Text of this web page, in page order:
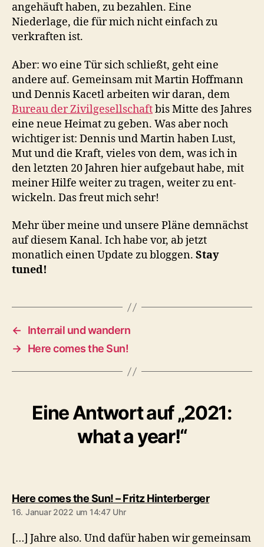
angehäuft haben, zu bezahlen. Eine
Niederlage, die für mich nicht einfach zu
verkraften ist.
Aber: wo eine Tür sich schließt, geht eine
andere auf. Gemeinsam mit Martin Hoffmann
und Dennis Kacetl arbeiten wir daran, dem
Bureau der Zivilgesellschaftbis Mitte des Jahres
eine neue Heimat zu geben. Was aber noch
wichtiger ist: Dennis und Martin haben Lust,
Mut und die Kraft, vieles von dem, was ich in
den letzten 20 Jahren hier aufgebaut habe, mit
meiner Hilfe weiter zu tragen, weiter zu ent-
wickeln. Das freut mich sehr!
Mehr über meine und unsere Pläne demnächst
auf diesem Kanal. Ich habe vor, ab jetzt
monatlich einen Update zu bloggen. Stay
tuned!
←
Interrail und wandern
→ Here comes the Sun!
Eine Antwort auf „2021:
what a year!“
Here comes the Sun! – Fritz Hinterbergersagt:
16. Januar 2022 um 14:47 Uhr
[…] Jahre also. Und dafür haben wir gemeinsam